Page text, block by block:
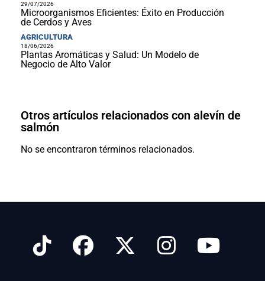
29/07/2026
Microorganismos Eficientes: Éxito en Producción
de Cerdos y Aves
AGRICULTURA
18/06/2026
Plantas Aromáticas y Salud: Un Modelo de
Negocio de Alto Valor
Otros artículos relacionados con alevín de
salmón
No se encontraron términos relacionados.